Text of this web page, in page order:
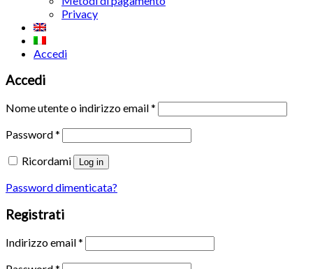
Privacy
Accedi
Accedi
Nome utente o indirizzo email*
Password*
Ricordami
Log in
Password dimenticata?
Registrati
Indirizzo email*